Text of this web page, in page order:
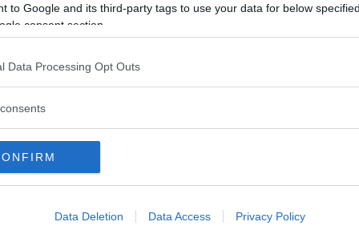
to Google and its third-party tags to use your data for below
consent section.
Data Processing Opt Outs
Data Deletion Data Access Privacy Policy
alimentare: fattori psicosociali
più facilmente portate a mantenere un
sul proprio comportamento alimentare?
fa avevano sottolineato questo aspetto di
una certa
molti più condizionamenti legati
addirittura che possa non essere ritenuto
(Corner e Armitage,